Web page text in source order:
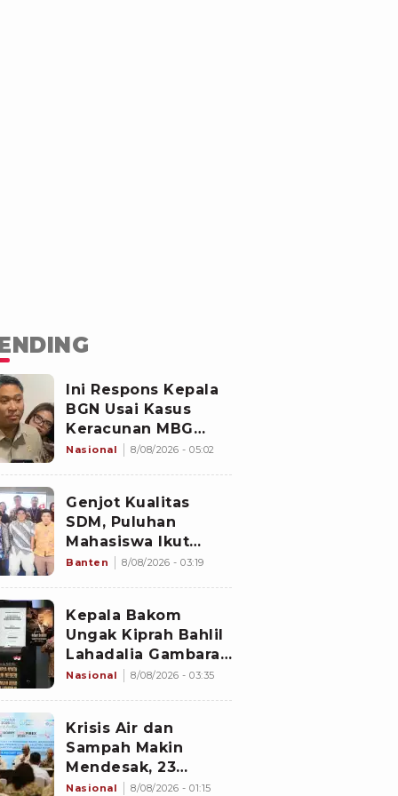
Ini Respons Kepala
BGN Usai Kasus
Keracunan MBG
Kembali Terjadi
Nasional 8/08/2026 - 05:02
Genjot Kualitas
SDM, Puluhan
Mahasiswa Ikut
Program di
Banten 8/08/2026 - 03:19
Kepala Bakom
Ungak Kiprah Bahlil
Lahadalia Gambaran
'Indonesia Dream'
Nasional 8/08/2026 - 03:35
Krisis Air dan
Sampah Makin
Mendesak, 23
Negara Berkumpul
Nasional 8/08/2026 - 01:15